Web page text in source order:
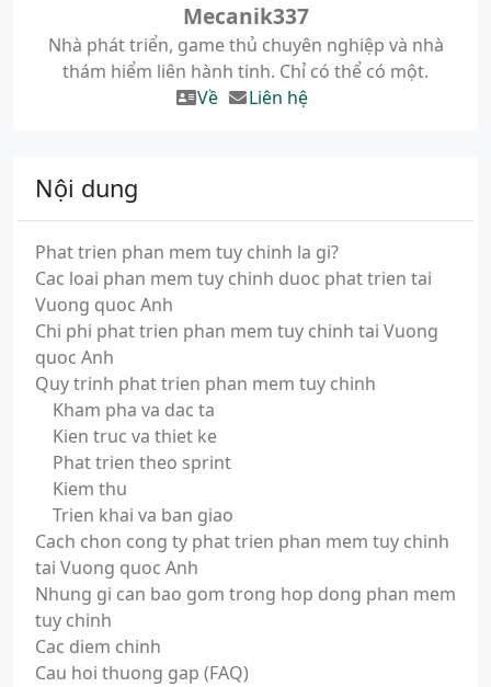
Mecanik337
Nhà phát triển, game thủ chuyên nghiệp và nhà
thám hiểm liên hành tinh. Chỉ có thể có một.
Về
Liên hệ
Nội dung
Phat trien phan mem tuy chinh la gi?
Cac loai phan mem tuy chinh duoc phat trien tai
Vuong quoc Anh
Chi phi phat trien phan mem tuy chinh tai Vuong
quoc Anh
Quy trinh phat trien phan mem tuy chinh
Kham pha va dac ta
Kien truc va thiet ke
Phat trien theo sprint
Kiem thu
Trien khai va ban giao
Cach chon cong ty phat trien phan mem tuy chinh
tai Vuong quoc Anh
Nhung gi can bao gom trong hop dong phan mem
tuy chinh
Cac diem chinh
Cau hoi thuong gap (FAQ)